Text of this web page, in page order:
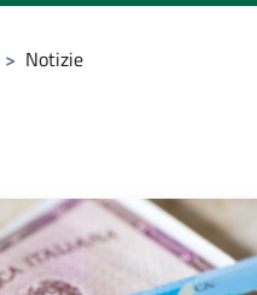
> Notizie